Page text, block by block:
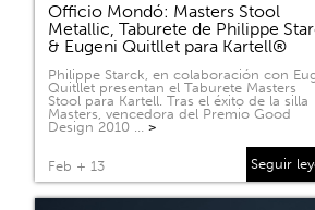
Officio Mondó: Masters Stool
Metallic, Taburete de Philippe
& Eugeni Quitllet para Kartell®
Philippe Starck, en colaboración con
Quitllet presentan el Taburete Masters
Stool para Kartell. Tras el éxito de la silla
Masters, vencedora del Premio Good
Design 2010 … >
Feb + 13 Seguir